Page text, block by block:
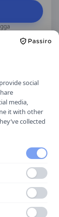
social
media,
it with other
collected